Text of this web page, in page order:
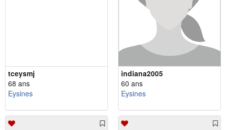
tceysmj
68 ans
Eysines
indiana2005
60 ans
Eysines